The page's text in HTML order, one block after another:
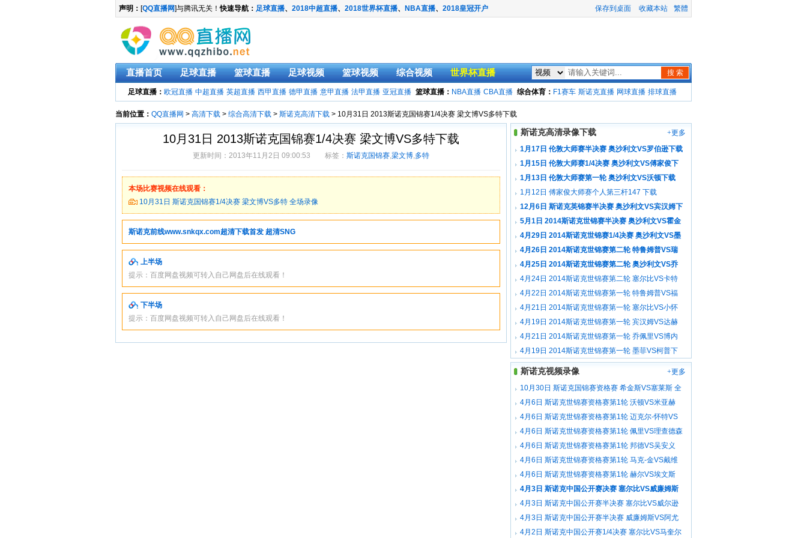
保存到桌面 收藏本站 繁體
声明： [QQ直播网]与腾讯无关！快速导航： 足球直播、 2018中超直播、 2018世界杯直播、 NBA直播、 2018皇冠开户
直播首页 足球直播 篮球直播 足球视频 篮球视频 综合视频 世界杯直播 搜 索
足球直播： 欧冠直播 中超直播 英超直播 西甲直播 德甲直播 意甲直播 法甲直播 亚冠直播 篮球直播： NBA直播 CBA直播 综合体育： F1赛车 斯诺克直播 网球直播 排球直播
当前位置： QQ直播网 > 高清下载 > 综合高清下载 > 斯诺克高清下载 > 10月31日 2013斯诺克国锦赛1/4决赛 梁文博VS多特下载
10月31日 2013斯诺克国锦赛1/4决赛 梁文博VS多特下载
更新时间：2013年11月2日 09:00:53 标签： 斯诺克国锦赛,梁文博,多特
本场比赛视频在线观看：
10月31日 斯诺克国锦赛1/4决赛 梁文博VS多特 全场录像
斯诺克前线www.snkqx.com超清下载首发 超清SNG
上半场
提示：百度网盘视频可转入自己网盘后在线观看！
下半场
提示：百度网盘视频可转入自己网盘后在线观看！
斯诺克高清录像下载
+更多
1月17日 伦敦大师赛半决赛 奥沙利文VS罗伯逊下载
1月15日 伦敦大师赛1/4决赛 奥沙利文VS傅家俊下
载1月13日 伦敦大师赛第一轮 奥沙利文VS沃顿下载
1月12日 傅家俊大师赛个人第三杆147 下载
12月6日 斯诺克英锦赛半决赛 奥沙利文VS宾汉姆下
载5月1日 2014斯诺克世锦赛半决赛 奥沙利文VS霍金
斯下载
4月29日 2014斯诺克世锦赛1/4决赛 奥沙利文VS墨
菲下载
4月26日 2014斯诺克世锦赛第二轮 特鲁姆普VS瑞
恩戴下载
4月25日 2014斯诺克世锦赛第二轮 奥沙利文VS乔
佩里下载
4月24日 2014斯诺克世锦赛第二轮 塞尔比VS卡特
下载
4月22日 2014斯诺克世锦赛第一轮 特鲁姆普VS福
德下载
4月21日 2014斯诺克世锦赛第一轮 塞尔比VS小怀
特下载
4月19日 2014斯诺克世锦赛第一轮 宾汉姆VS达赫
迪下载
4月21日 2014斯诺克世锦赛第一轮 乔佩里VS博内
特下载
4月19日 2014斯诺克世锦赛第一轮 墨菲VS柯普下
载
斯诺克视频录像
+更多
10月30日 斯诺克国锦赛资格赛 希金斯VS塞莱斯 全
场录像
4月6日 斯诺克世锦赛资格赛第1轮 沃顿VS米亚赫
全场录像
4月6日 斯诺克世锦赛资格赛第1轮 迈克尔-怀特VS
梅赫塔 全场录像
4月6日 斯诺克世锦赛资格赛第1轮 佩里VS理查德森
全场录像
4月6日 斯诺克世锦赛资格赛第1轮 邦德VS吴安义
全场录像
4月6日 斯诺克世锦赛资格赛第1轮 马克-金VS戴维
森 全场录像
4月6日 斯诺克世锦赛资格赛第1轮 赫尔VS埃文斯
全场录像
4月3日 斯诺克中国公开赛决赛 塞尔比VS威廉姆斯
全场录像
4月3日 斯诺克中国公开赛半决赛 塞尔比VS威尔逊
全场录像
4月3日 斯诺克中国公开赛半决赛 威廉姆斯VS阿尤
里 全场录像
4月2日 斯诺克中国公开赛1/4决赛 塞尔比VS马奎尔